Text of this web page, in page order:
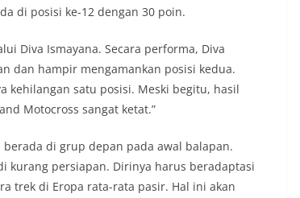
di posisi ke-12 dengan 30 poin.
Diva Ismayana. Secara performa, Diva
dan hampir mengamankan posisi kedua.
kehilangan satu posisi. Meski begitu, hasil
Motocross sangat ketat.”
di grup depan pada awal balapan.
kurang persiapan. Dirinya harus beradaptasi
trek di Eropa rata-rata pasir. Hal ini akan